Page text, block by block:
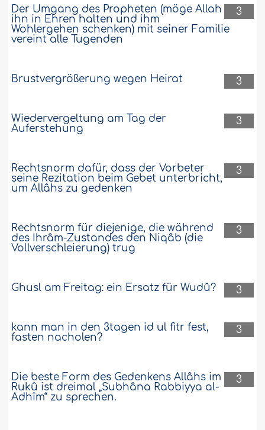
3
Der Umgang des Propheten (möge Allah
ihn in Ehren halten und ihm
Wohlergehen schenken) mit seiner Familie
vereint alle Tugenden
3
Brustvergrößerung wegen Heirat
3
Wiedervergeltung am Tag der
Auferstehung
3
Rechtsnorm dafür, dass der Vorbeter
seine Rezitation beim Gebet unterbricht,
um Allâhs zu gedenken
3
Rechtsnorm für diejenige, die während
des Ihrâm-Zustandes den Niqâb (die
Vollverschleierung) trug
3
Ghusl am Freitag: ein Ersatz für Wudû?
3
kann man in den 3tagen id ul fitr fest,
fasten nacholen?
3
Die beste Form des Gedenkens Allâhs im
Rukû ist dreimal „Subhâna Rabbiyya al-
Adhîm“ zu sprechen.